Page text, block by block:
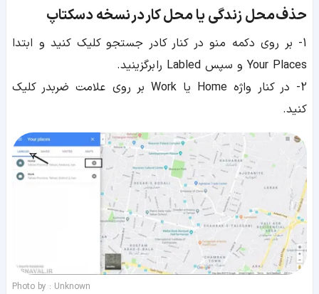
حذف محل زندگی یا محل کاردرنسخه دسکتاپ
1- بر روی دکمه منو در کنار کادر جستجو کلیک کنید و ابتدا
Your Places و سپس Labled را برگزینید.
2- در کنار واژه Home یا Work بر روی علامت ضربدر کلیک
کنید.
Photo by : Unknown